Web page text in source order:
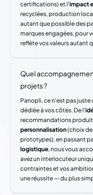
certifications) et l'impact
recyclées, production
autant que possible des
marques engagées, pour
reflète vos valeurs autant
Quel
projets ?
Panopli, ce n'est pas
dédiée à vos côtés. De l'
recommandations
personnalisation(choix
prototypes), en passant
logistique, nous vous
avez un interlocuteur
contraintes et vos
une réussite — du plus